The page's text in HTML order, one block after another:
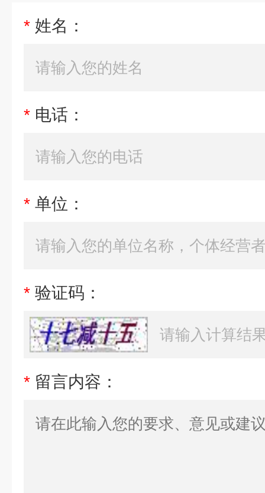
* 姓名：
* 电话：
* 单位：
* 验证码：
* 留言内容：